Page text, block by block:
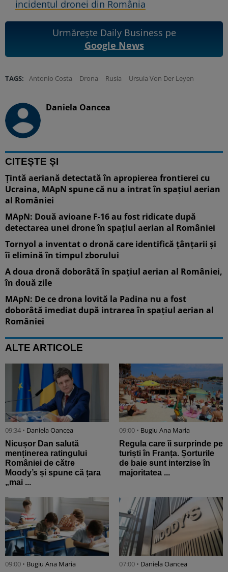
incidentul dronei din România
Urmărește Daily Business pe
Google News
TAGS: Antonio Costa Drona Rusia Ursula Von Der Leyen
Daniela Oancea
CITEȘTE ȘI
Ţintă aeriană detectată în apropierea frontierei cu
Ucraina, MApN spune că nu a intrat în spaţiul aerian
al României
MApN: Două avioane F-16 au fost ridicate după
detectarea unei drone în spațiul aerian al României
Tornyol a inventat o dronă care identifică țânțarii și
îi elimină în timpul zborului
A doua dronă doborâtă în spațiul aerian al României,
în două zile
MApN: De ce drona lovită la Padina nu a fost
doborâtă imediat după intrarea în spațiul aerian al
României
ALTE ARTICOLE
09:34 • Daniela Oancea
Nicușor Dan salută
menținerea ratingului
României de către
Moody’s și spune că țara
„mai ...
09:00 • Bugiu ⁠Ana Maria
Regula care îi surprinde pe
turiști în Franța. Șorturile
de baie sunt interzise în
majoritatea ...
09:00 • Bugiu ⁠Ana Maria 07:00 • Daniela Oancea